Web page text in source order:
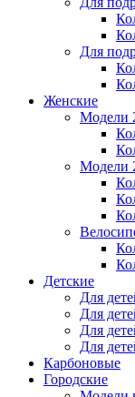
Для
Женскиe
Модели
Модели
Детские
Для
Для
Для
Для
Карбоновые
Городские